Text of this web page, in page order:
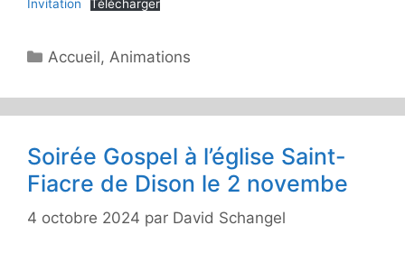
Invitation Télécharger
Catégories
Accueil, Animations
Soirée Gospel à l’église Saint-
Fiacre de Dison le 2 novembe
4 octobre 2024 par David Schangel